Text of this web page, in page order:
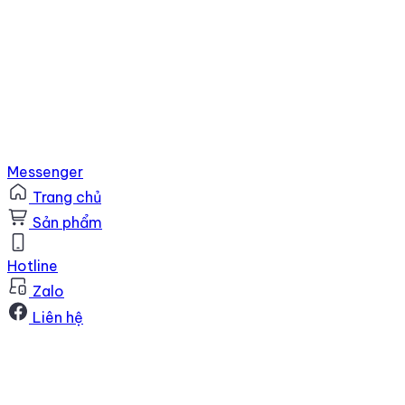
Messenger
Trang chủ
Sản phẩm
Hotline
Zalo
Liên hệ